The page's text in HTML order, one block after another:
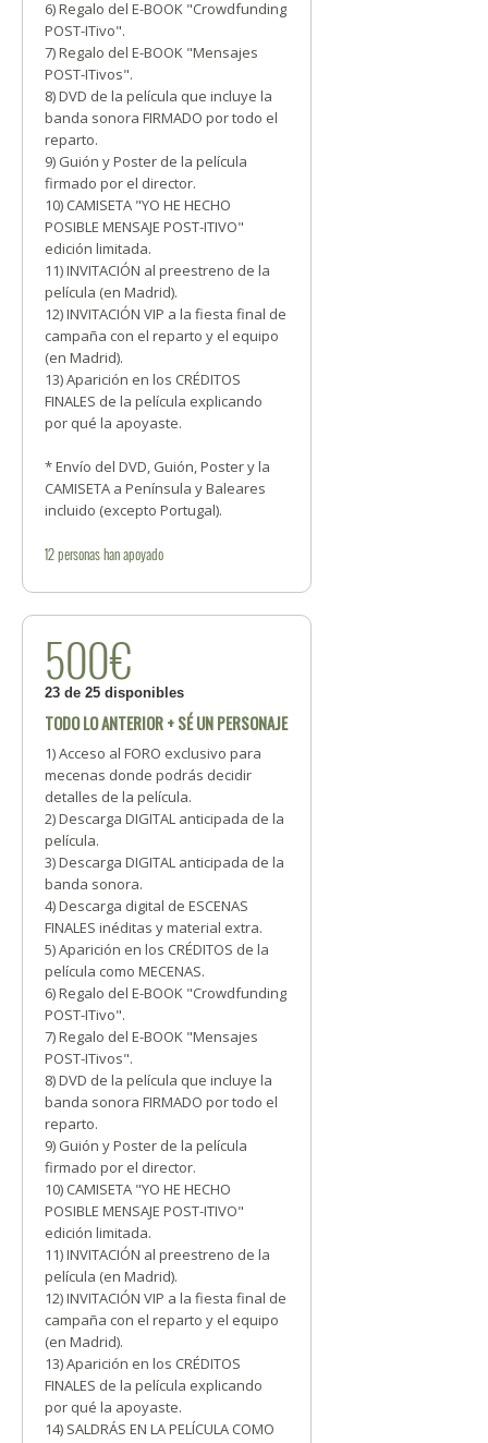
6) Regalo del E-BOOK "Crowdfunding
POST-ITivo".
7) Regalo del E-BOOK "Mensajes
POST-ITivos".
8) DVD de la película que incluye la
banda sonora FIRMADO por todo el
reparto.
9) Guión y Poster de la película
firmado por el director.
10) CAMISETA "YO HE HECHO
POSIBLE MENSAJE POST-ITIVO"
edición limitada.
11) INVITACIÓN al preestreno de la
película (en Madrid).
12) INVITACIÓN VIP a la fiesta final de
campaña con el reparto y el equipo
(en Madrid).
13) Aparición en los CRÉDITOS
FINALES de la película explicando
por qué la apoyaste.
* Envío del DVD, Guión, Poster y la
CAMISETA a Península y Baleares
incluido (excepto Portugal).
12personashan apoyado
500€
23 de 25 disponibles
TODO LO ANTERIOR + SÉ UN PERSONAJE
1) Acceso al FORO exclusivo para
mecenas donde podrás decidir
detalles de la película.
2) Descarga DIGITAL anticipada de la
película.
3) Descarga DIGITAL anticipada de la
banda sonora.
4) Descarga digital de ESCENAS
FINALES inéditas y material extra.
5) Aparición en los CRÉDITOS de la
película como MECENAS.
6) Regalo del E-BOOK "Crowdfunding
POST-ITivo".
7) Regalo del E-BOOK "Mensajes
POST-ITivos".
8) DVD de la película que incluye la
banda sonora FIRMADO por todo el
reparto.
9) Guión y Poster de la película
firmado por el director.
10) CAMISETA "YO HE HECHO
POSIBLE MENSAJE POST-ITIVO"
edición limitada.
11) INVITACIÓN al preestreno de la
película (en Madrid).
12) INVITACIÓN VIP a la fiesta final de
campaña con el reparto y el equipo
(en Madrid).
13) Aparición en los CRÉDITOS
FINALES de la película explicando
por qué la apoyaste.
14) SALDRÁS EN LA PELÍCULA COMO